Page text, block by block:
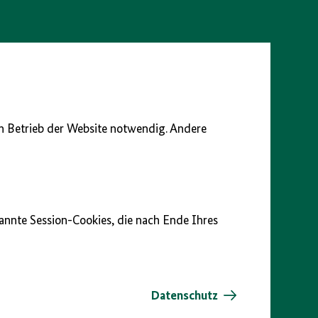
Betrieb der Website notwendig. Andere
Session-Cookies, die nach Ende Ihres
Datenschutz